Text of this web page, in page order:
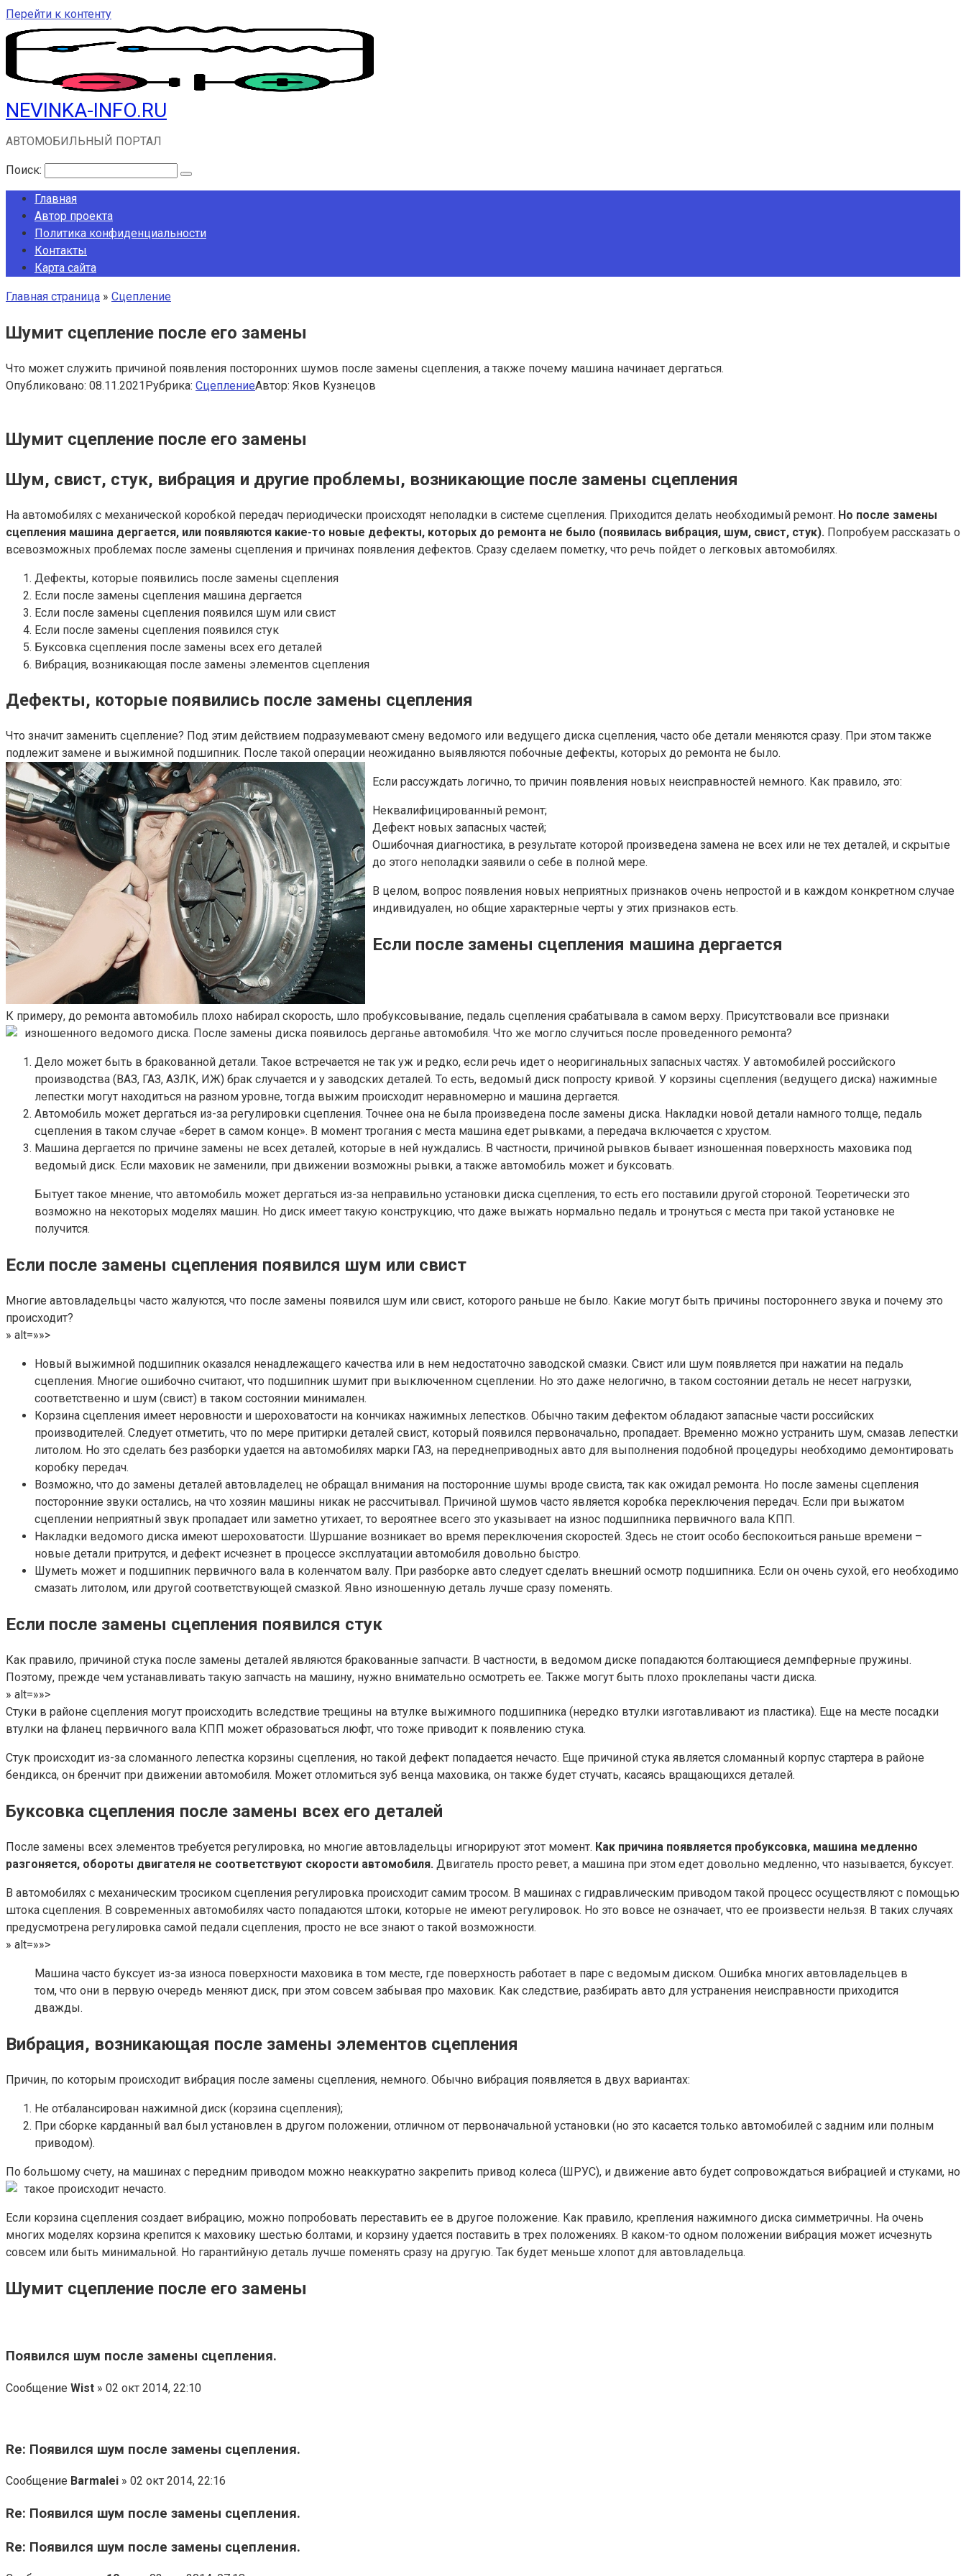
Перейти к контенту
NEVINKA-INFO.RU
АВТОМОБИЛЬНЫЙ ПОРТАЛ
Поиск:
Главная
Автор проекта
Политика конфиденциальности
Контакты
Карта сайта
Главная страница » Сцепление
Шумит сцепление после его замены
Что может служить причиной появления посторонних шумов после замены сцепления, а также почему машина начинает дергаться.
Опубликовано: 08.11.2021Рубрика: СцеплениеАвтор: Яков Кузнецов
Шумит сцепление после его замены
Шум, свист, стук, вибрация и другие проблемы, возникающие после замены сцепления
На автомобилях с механической коробкой передач периодически происходят неполадки в системе сцепления. Приходится делать необходимый ремонт. Но после замены
сцепления машина дергается, или появляются какие-то новые дефекты, которых до ремонта не было (появилась вибрация, шум, свист, стук). Попробуем рассказать о
всевозможных проблемах после замены сцепления и причинах появления дефектов. Сразу сделаем пометку, что речь пойдет о легковых автомобилях.
Дефекты, которые появились после замены сцепления
Если после замены сцепления машина дергается
Если после замены сцепления появился шум или свист
Если после замены сцепления появился стук
Буксовка сцепления после замены всех его деталей
Вибрация, возникающая после замены элементов сцепления
Дефекты, которые появились после замены сцепления
Что значит заменить сцепление? Под этим действием подразумевают смену ведомого или ведущего диска сцепления, часто обе детали меняются сразу. При этом также
подлежит замене и выжимной подшипник. После такой операции неожиданно выявляются побочные дефекты, которых до ремонта не было.
Если рассуждать логично, то причин появления новых неисправностей немного. Как правило, это:
Неквалифицированный ремонт;
Дефект новых запасных частей;
Ошибочная диагностика, в результате которой произведена замена не всех или не тех деталей, и скрытые
до этого неполадки заявили о себе в полной мере.
В целом, вопрос появления новых неприятных признаков очень непростой и в каждом конкретном случае
индивидуален, но общие характерные черты у этих признаков есть.
Если после замены сцепления машина дергается
К примеру, до ремонта автомобиль плохо набирал скорость, шло пробуксовывание, педаль сцепления срабатывала в самом верху. Присутствовали все признаки
изношенного ведомого диска. После замены диска появилось дерганье автомобиля. Что же могло случиться после проведенного ремонта?
Дело может быть в бракованной детали. Такое встречается не так уж и редко, если речь идет о неоригинальных запасных частях. У автомобилей российского
производства (ВАЗ, ГАЗ, АЗЛК, ИЖ) брак случается и у заводских деталей. То есть, ведомый диск попросту кривой. У корзины сцепления (ведущего диска) нажимные
лепестки могут находиться на разном уровне, тогда выжим происходит неравномерно и машина дергается.
Автомобиль может дергаться из-за регулировки сцепления. Точнее она не была произведена после замены диска. Накладки новой детали намного толще, педаль
сцепления в таком случае «берет в самом конце». В момент трогания с места машина едет рывками, а передача включается с хрустом.
Машина дергается по причине замены не всех деталей, которые в ней нуждались. В частности, причиной рывков бывает изношенная поверхность маховика под
ведомый диск. Если маховик не заменили, при движении возможны рывки, а также автомобиль может и буксовать.
Бытует такое мнение, что автомобиль может дергаться из-за неправильно установки диска сцепления, то есть его поставили другой стороной. Теоретически это
возможно на некоторых моделях машин. Но диск имеет такую конструкцию, что даже выжать нормально педаль и тронуться с места при такой установке не
получится.
Если после замены сцепления появился шум или свист
Многие автовладельцы часто жалуются, что после замены появился шум или свист, которого раньше не было. Какие могут быть причины постороннего звука и почему это
происходит?
» alt=»»>
Новый выжимной подшипник оказался ненадлежащего качества или в нем недостаточно заводской смазки. Свист или шум появляется при нажатии на педаль
сцепления. Многие ошибочно считают, что подшипник шумит при выключенном сцеплении. Но это даже нелогично, в таком состоянии деталь не несет нагрузки,
соответственно и шум (свист) в таком состоянии минимален.
Корзина сцепления имеет неровности и шероховатости на кончиках нажимных лепестков. Обычно таким дефектом обладают запасные части российских
производителей. Следует отметить, что по мере притирки деталей свист, который появился первоначально, пропадает. Временно можно устранить шум, смазав лепестки
литолом. Но это сделать без разборки удается на автомобилях марки ГАЗ, на переднеприводных авто для выполнения подобной процедуры необходимо демонтировать
коробку передач.
Возможно, что до замены деталей автовладелец не обращал внимания на посторонние шумы вроде свиста, так как ожидал ремонта. Но после замены сцепления
посторонние звуки остались, на что хозяин машины никак не рассчитывал. Причиной шумов часто является коробка переключения передач. Если при выжатом
сцеплении неприятный звук пропадает или заметно утихает, то вероятнее всего это указывает на износ подшипника первичного вала КПП.
Накладки ведомого диска имеют шероховатости. Шуршание возникает во время переключения скоростей. Здесь не стоит особо беспокоиться раньше времени –
новые детали притрутся, и дефект исчезнет в процессе эксплуатации автомобиля довольно быстро.
Шуметь может и подшипник первичного вала в коленчатом валу. При разборке авто следует сделать внешний осмотр подшипника. Если он очень сухой, его необходимо
смазать литолом, или другой соответствующей смазкой. Явно изношенную деталь лучше сразу поменять.
Если после замены сцепления появился стук
Как правило, причиной стука после замены деталей являются бракованные запчасти. В частности, в ведомом диске попадаются болтающиеся демпферные пружины.
Поэтому, прежде чем устанавливать такую запчасть на машину, нужно внимательно осмотреть ее. Также могут быть плохо проклепаны части диска.
» alt=»»>
Стуки в районе сцепления могут происходить вследствие трещины на втулке выжимного подшипника (нередко втулки изготавливают из пластика). Еще на месте посадки
втулки на фланец первичного вала КПП может образоваться люфт, что тоже приводит к появлению стука.
Стук происходит из-за сломанного лепестка корзины сцепления, но такой дефект попадается нечасто. Еще причиной стука является сломанный корпус стартера в районе
бендикса, он бренчит при движении автомобиля. Может отломиться зуб венца маховика, он также будет стучать, касаясь вращающихся деталей.
Буксовка сцепления после замены всех его деталей
После замены всех элементов требуется регулировка, но многие автовладельцы игнорируют этот момент. Как причина появляется пробуксовка, машина медленно
разгоняется, обороты двигателя не соответствуют скорости автомобиля. Двигатель просто ревет, а машина при этом едет довольно медленно, что называется, буксует.
В автомобилях с механическим тросиком сцепления регулировка происходит самим тросом. В машинах с гидравлическим приводом такой процесс осуществляют с помощью
штока сцепления. В современных автомобилях часто попадаются штоки, которые не имеют регулировок. Но это вовсе не означает, что ее произвести нельзя. В таких случаях
предусмотрена регулировка самой педали сцепления, просто не все знают о такой возможности.
» alt=»»>
Машина часто буксует из-за износа поверхности маховика в том месте, где поверхность работает в паре с ведомым диском. Ошибка многих автовладельцев в
том, что они в первую очередь меняют диск, при этом совсем забывая про маховик. Как следствие, разбирать авто для устранения неисправности приходится
дважды.
Вибрация, возникающая после замены элементов сцепления
Причин, по которым происходит вибрация после замены сцепления, немного. Обычно вибрация появляется в двух вариантах:
Не отбалансирован нажимной диск (корзина сцепления);
При сборке карданный вал был установлен в другом положении, отличном от первоначальной установки (но это касается только автомобилей с задним или полным
приводом).
По большому счету, на машинах с передним приводом можно неаккуратно закрепить привод колеса (ШРУС), и движение авто будет сопровождаться вибрацией и стуками, но
такое происходит нечасто.
Если корзина сцепления создает вибрацию, можно попробовать переставить ее в другое положение. Как правило, крепления нажимного диска симметричны. На очень
многих моделях корзина крепится к маховику шестью болтами, и корзину удается поставить в трех положениях. В каком-то одном положении вибрация может исчезнуть
совсем или быть минимальной. Но гарантийную деталь лучше поменять сразу на другую. Так будет меньше хлопот для автовладельца.
Шумит сцепление после его замены
Появился шум после замены сцепления.
Сообщение Wist » 02 окт 2014, 22:10
Re: Появился шум после замены сцепления.
Сообщение Barmalei » 02 окт 2014, 22:16
Re: Появился шум после замены сцепления.
Re: Появился шум после замены сцепления.